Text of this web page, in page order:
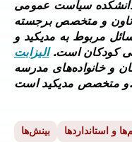
سیاست عمومی
و متخصص برجسته
مربوط به مدیکید و
کودکان است.الیزابت
و خانواده‌های مدرسه
و متخصص مدیکید است.
بینش‌ها و استانداردها